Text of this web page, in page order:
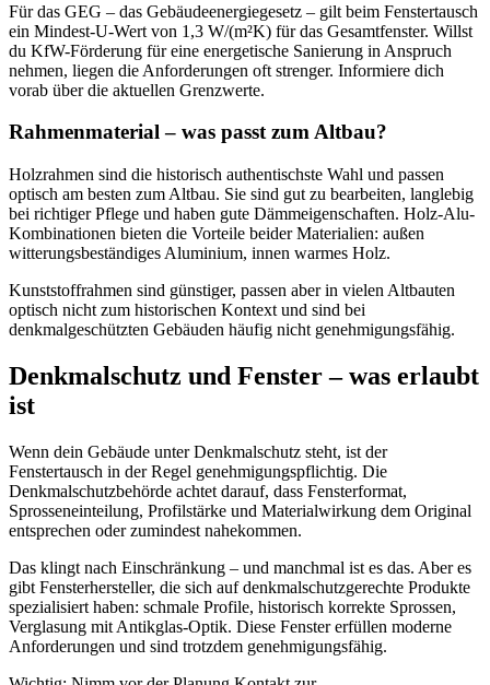
Für das GEG – das Gebäudeenergiegesetz – gilt beim Fenstertausch
ein Mindest-U-Wert von 1,3 W/(m²K) für das Gesamtfenster. Willst
du KfW-Förderung für eine energetische Sanierung in Anspruch
nehmen, liegen die Anforderungen oft strenger. Informiere dich
vorab über die aktuellen Grenzwerte.
Rahmenmaterial – was passt zum Altbau?
Holzrahmen sind die historisch authentischste Wahl und passen
optisch am besten zum Altbau. Sie sind gut zu bearbeiten, langlebig
bei richtiger Pflege und haben gute Dämmeigenschaften. Holz-Alu-
Kombinationen bieten die Vorteile beider Materialien: außen
witterungsbeständiges Aluminium, innen warmes Holz.
Kunststoffrahmen sind günstiger, passen aber in vielen Altbauten
optisch nicht zum historischen Kontext und sind bei
denkmalgeschützten Gebäuden häufig nicht genehmigungsfähig.
Denkmalschutz und Fenster – was erlaubt
ist
Wenn dein Gebäude unter Denkmalschutz steht, ist der
Fenstertausch in der Regel genehmigungspflichtig. Die
Denkmalschutzbehörde achtet darauf, dass Fensterformat,
Sprosseneinteilung, Profilstärke und Materialwirkung dem Original
entsprechen oder zumindest nahekommen.
Das klingt nach Einschränkung – und manchmal ist es das. Aber es
gibt Fensterhersteller, die sich auf denkmalschutzgerechte Produkte
spezialisiert haben: schmale Profile, historisch korrekte Sprossen,
Verglasung mit Antikglas-Optik. Diese Fenster erfüllen moderne
Anforderungen und sind trotzdem genehmigungsfähig.